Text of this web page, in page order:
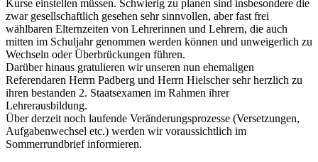
Kurse einstellen müssen. Schwierig zu planen sind insbesondere die
zwar gesellschaftlich gesehen sehr sinnvollen, aber fast frei
wählbaren Elternzeiten von Lehrerinnen und Lehrern, die auch
mitten im Schuljahr genommen werden können und unweigerlich zu
Wechseln oder Überbrückungen führen.
Darüber hinaus gratulieren wir unseren nun ehemaligen
Referendaren Herrn Padberg und Herrn Hielscher sehr herzlich zu
ihren bestanden 2. Staatsexamen im Rahmen ihrer
Lehrerausbildung.
Über derzeit noch laufende Veränderungsprozesse (Versetzungen,
Aufgabenwechsel etc.) werden wir voraussichtlich im
Sommerrundbrief informieren.